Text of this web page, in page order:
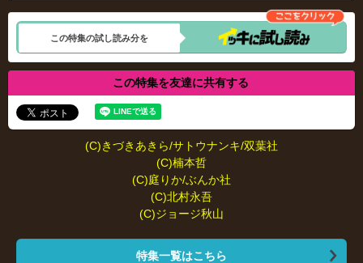
この特集の試し読み分を
この特集を友達に共有する
(C)きづきあきら/サトウナンキ/双葉社
(C)楠本哲
(C)庭りか/ぶんか社
(C)北村永吾
(C)ジョージ秋山
特集一覧はこちら